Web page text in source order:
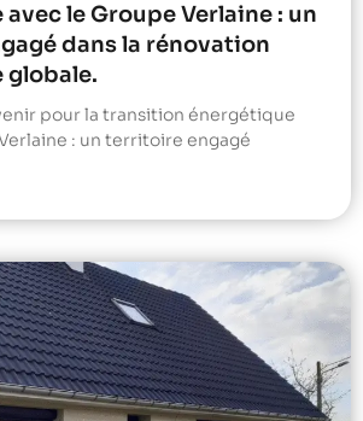
le Groupe Verlaine : un
dans la rénovation
globale.
pour la transition énergétique
: un territoire engagé